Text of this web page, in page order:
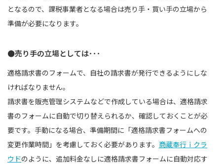
となるので、課税事業者となる場合は売り手・買い手の立場から
準備が必要になります。
●売り手の立場としては･･･
適格請求書のフォームで、自社の請求書が発行できるようにしな
ければなりません。
請求書を販売管理システムなどで作成している場合は、適格請求
書のフォームに自動で切り替えられるか、確認しておくことが必
要です。手動になる場合、準備期間に「適格請求書フォームへの
変更作業時間」を考慮しておく必要があります。 商蔵奉行ｉクラ
ウドのように、追加料金なしに適格請求書フォームに自動対応す